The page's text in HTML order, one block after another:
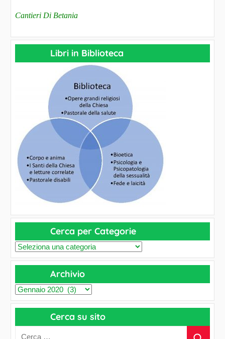
Cantieri Di Betania
Libri in Biblioteca
Cerca per Categorie
C
e
c
a
e
Archivio
A
r
h
Cerca su sito